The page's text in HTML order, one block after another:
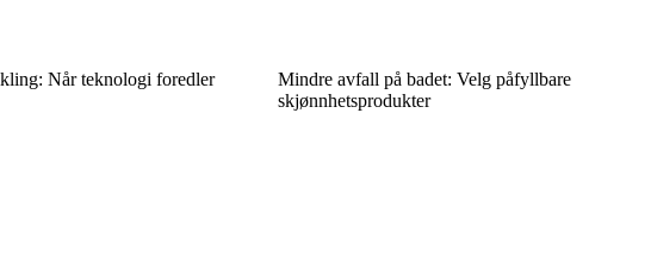
Når teknologi foredler
Mindre avfall på badet: Velg påfyllbare
skjønnhetsprodukter